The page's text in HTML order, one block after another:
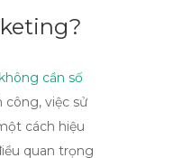
cần số
công, việc sử
cách hiệu
quan trọng